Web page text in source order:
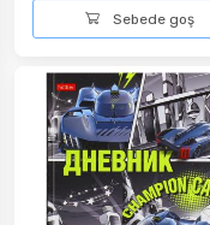
Sebede goş